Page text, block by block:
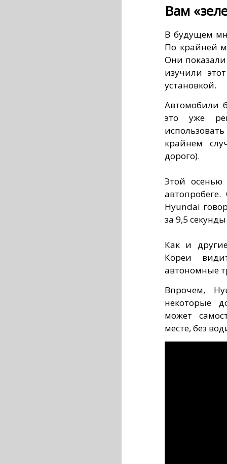
Вам
В будущем
По крайней
Они
изучили
установкой.
Автомобили
это уже
крайнем
дорого).
Этой осенью
Hyundai
за 9,5
Как и
Кореи
автономные
Впрочем,
некоторые
может
месте, без